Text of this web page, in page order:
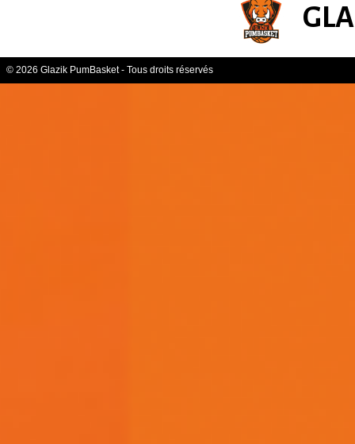
© 2026 Glazik PumBasket - Tous droits réservés